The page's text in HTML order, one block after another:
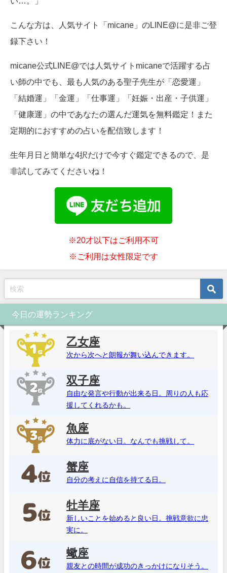
こんな方は、人気サイト「micane」のLINE@に是非ご登
録下さい！
micane公式LINE@では人気サイトmicaneで活躍する占
い師の中でも、最も人気のある聖子先生が「恋愛運」
「結婚運」「金運」「仕事運」「妊娠・出産・子供運」
「健康運」の中であなたの選んだ運気を無料鑑定！また
定期的におすすめの占いを配信致します！
生年月日と簡単な4択だけで今すぐ鑑定できるので、是
非試してみてくださいね！
※20才以下はご利用不可
※ご利用は女性限定です
今日の運勢ランキング
乙女座
次から次へと朗報が舞い込んできます。
双子座
自由な発言や行動が出来る日。周りの人も応
援してくれるかも。
魚座
体力に底がない日。なんでも挑戦して。
蟹座
自分の考えに自信を持てる日。
牡羊座
新しいことを始めると良い日。挑戦意欲に忠
実に。
蠍座
親友との時間が成功のきっかけになりそう。